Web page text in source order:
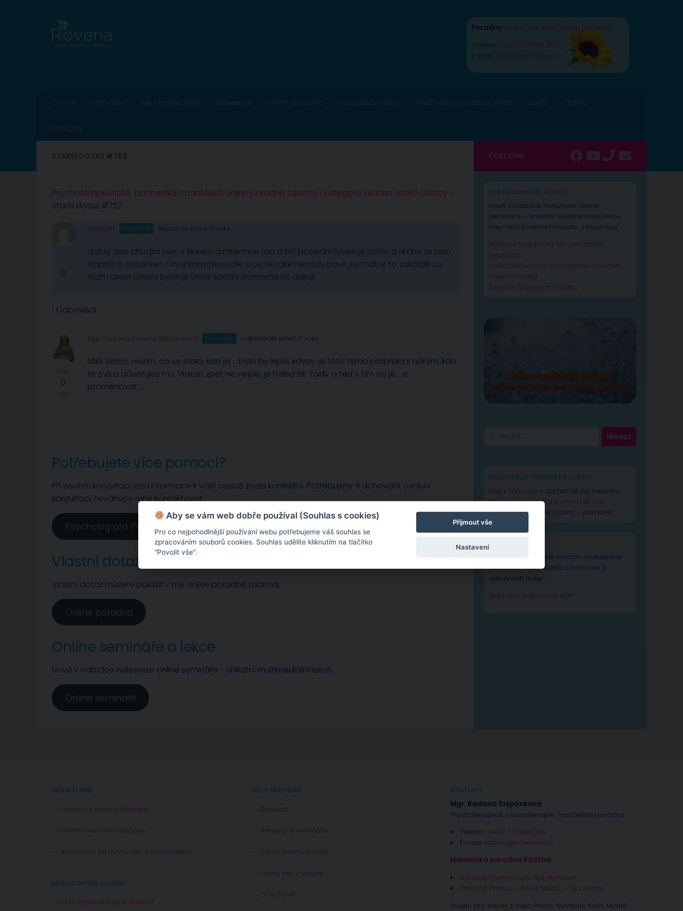
Poradny Praha Nymburk online poradna
Telefon: +420 777 588 352
E-mail: radana@rovena.info
O mně Semináře Jak se objednat? Reference Online poradna Konzultace online Partnerská poradna online Ceník Články
Kontakty
Psychoterapeutická, partnerská i manželská online poradna zdarma › Kategorie dotazu: Starší dotazy ›
Starší dotaz #752
0
anonym Personál zeptal se před 17 roky
dobry den chodila sem s klukem a mne mne rad a tet posledni tyden je osklivi a rikami ze sem
trapna a chodi ven z moji kamoskou ale stou se take nemuzu bavit jeji rodice to zakazali co
mam delat chtela bych je vratit spatky pomocte mi dekuji
1 Odpovědi
0
Mgr. Radana Rovena Štěpánková Personál odpověděl před 17 roky
Milá Verčo, nevím, co se stalo, kdo jsi … bylo by lepší, kdyby jsi toto téma probrala s někým, kdo
tě zná a důvěřuješ mu. Vracet zpět nic nejde, je třeba žít: Tady a teď s tím co je… a
proměnovat …
Potřebujete více pomoci?
Při osobní konzultaci jsou informace k Vaší osobě zcela konkrétní. Potřebujete-li dohovořit osobní
konzultaci, neváhejte mne kontaktovat.
Psycholog pro Prahu a Nymburk
Vlastní dotaz
Vlastní dotaz můžete položit v mé online poradně zdarma.
Online poradna
Online semináře a lekce
Nově v nabídce naleznete online semináře - unikátní multimediální lekce.
Online semináře
FOLLOW:
ONLINE SEMINÁŘE A LEKCE
Nově v nabídce naleznete online
semináře – unikátní multimediální lekce,
naprosto konkrétní návody a inspirace.
Aktivace tvojí životní síly jako cesta
sebelásky
Velká partnerská rekapitulace a restart
vašeho vztahu
Slovy ke šťastnému vztahu
NEJČTENĚJŠÍ PŘÍSPĚVKY A ČLÁNKY
Vše k žárlivosti – od rad až po inspiraci
Vše omanželské a partnerské krizi
Rady pro manžele a páry – poradna
TECHNIKA KERP
Technika Kognitivně emoční revitalizace
psychiky – Vaše cesta k harmonii a
výkonnosti duše.
Zjistit více o technice KERP
MÉDIA O MNĚ
Hostem v televizi Metropol
Hostem ve Všechnopárty
Rozhovory se mnou jako s terapeutem
MOHLO BY VÁS ZAJÍMAT
FAQ (často kladené dotazy)
MOJE PŘÍSPĚVKY
Žárlivost
Aktuality a semináře
Co se jinam nevešlo
Láska, sex a vztahy
O výchově
KONTAKTY
Mgr. Radana Štěpánková
Psychoterapeut, psychoterapie, manželská poradna
Telefon: +420 777 588 352
E-mail: radana@rovena.info
Manželská poradna ROVENA
Náměstí Přemyslovců 169, Nymburk
Žitná 49, Praha 1 – Nové Město — Vinohrady
(nejen pro klienty z měst Praha, Nymburk, Kolín, Mladá
Aby se vám web dobře používal (Souhlas s cookies)
Pro co nejpohodlnější používání webu potřebujeme váš souhlas se
zpracováním souborů cookies. Souhlas udělíte kliknutím na tlačítko
"Povolit vše".
Přijmout vše
Nastavení